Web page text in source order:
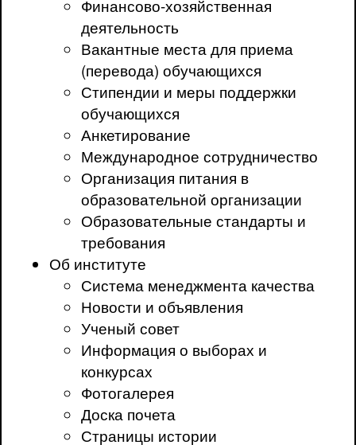
Финансово-хозяйственная
деятельность
Вакантные места для приема
(перевода) обучающихся
Стипендии и меры поддержки
обучающихся
Анкетирование
Международное сотрудничество
Организация питания в
образовательной организации
Образовательные стандарты и
требования
Об институте
Система менеджмента качества
Новости и объявления
Ученый совет
Информация о выборах и
конкурсах
Фотогалерея
Доска почета
Страницы истории